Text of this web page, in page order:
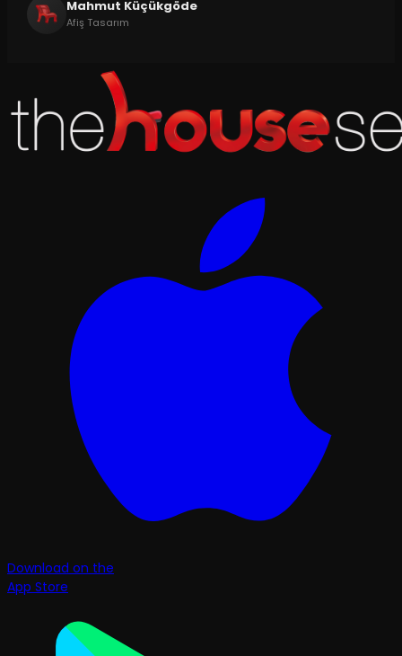
Mahmut Küçükgöde
Afiş Tasarım
Download on the
App Store